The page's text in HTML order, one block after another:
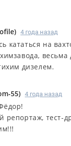
) 4 года назад
кататься на
дизелем.
55) 4 года назад
репортаж, тест-